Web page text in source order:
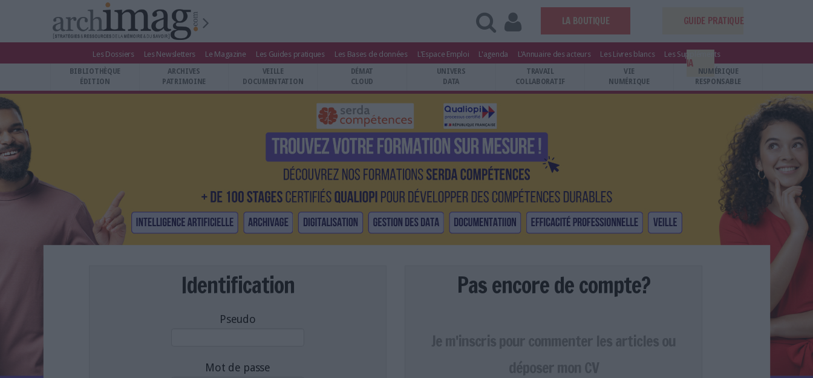
LA BOUTIQUE GUIDE PRATIQUE
IA
BIBLIOTHÈQUE ÉDITION
ARCHIVES PATRIMOINE
VEILLE DOCUMENTATION
UNIVERS DATA
TRAVAIL COLLABORATIF
VIE NUMÉRIQUE
NUMÉRIQUE RESPONSABLE
L'ANNUAIRE DES ACTEURS
Les Dossiers Les Newsletters Le Magazine Les Guides pratiques Les Bases de données L'Espace Emploi L'agenda L'Annuaire des acteurs Les Livres blancs Les Suppléments
BIBLIOTHÈQUE
ÉDITION
ARCHIVES
PATRIMOINE
VEILLE
DOCUMENTATION
DÉMAT
CLOUD
UNIVERS
DATA
TRAVAIL
COLLABORATIF
VIE
NUMÉRIQUE
NUMÉRIQUE
RESPONSABLE
Identification
Pseudo
Mot de passe
Pas encore de compte?